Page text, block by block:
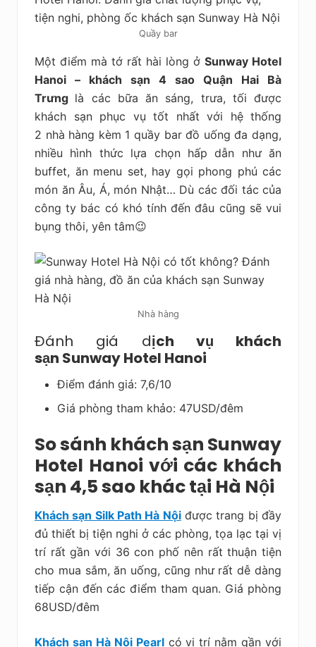
Quầy bar
Một điểm mà tớ rất hài lòng ở Sunway Hotel
Hanoi – khách sạn 4 sao Quận Hai Bà
Trưng là các bữa ăn sáng, trưa, tối được
khách sạn phục vụ tốt nhất với hệ thống
2 nhà hàng kèm 1 quầy bar đồ uống đa dạng,
nhiều hình thức lựa chọn hấp dẫn như ăn
buffet, ăn menu set, hay gọi phong phú các
món ăn Âu, Á, món Nhật… Dù các đối tác của
công ty bác có khó tính đến đâu cũng sẽ vui
bụng thôi, yên tâm😉
Nhà hàng
Đánh giá dịch vụ khách
sạn Sunway Hotel Hanoi
Điểm đánh giá: 7,6/10
Giá phòng tham khảo: 47USD/đêm
So sánh khách sạn Sunway
Hotel Hanoi với các khách
sạn 4,5 sao khác tại Hà Nội
Khách sạn Silk Path Hà Nộiđược trang bị đầy
đủ thiết bị tiện nghi ở các phòng, tọa lạc tại vị
trí rất gần với 36 con phố nên rất thuận tiện
cho mua sắm, ăn uống, cũng như rất dễ dàng
tiếp cận đến các điểm tham quan. Giá phòng
68USD/đêm
Khách sạn Hà Nội Pearlcó vị trí nằm gần với